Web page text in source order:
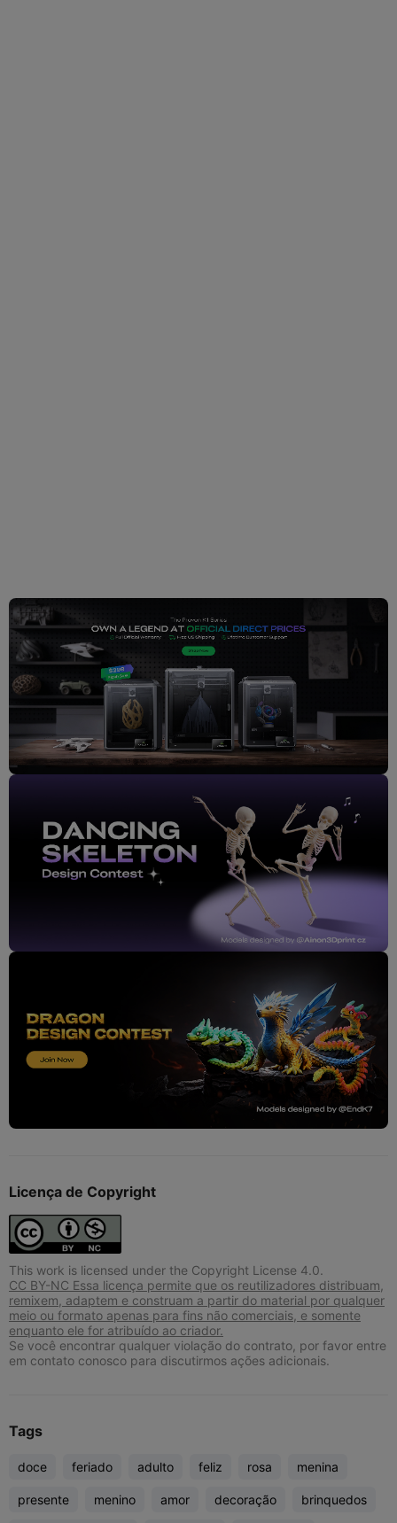
Licença de Copyright
This work is licensed under the Copyright License 4.0.
CC BY-NC Essa licença permite que os reutilizadores distribuam,
remixem, adaptem e construam a partir do material por qualquer
meio ou formato apenas para fins não comerciais, e somente
enquanto ele for atribuído ao criador.
Se você encontrar qualquer violação do contrato, por favor entre
em contato conosco para discutirmos ações adicionais.
Tags
doce feriado adulto feliz rosa menina
presente menino amor decoração brinquedos